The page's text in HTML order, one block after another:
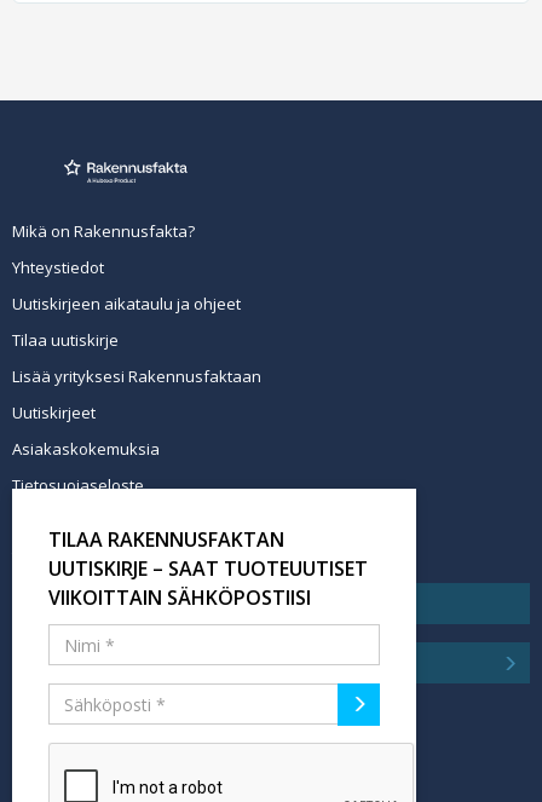
Mikä on Rakennusfakta?
Yhteystiedot
Uutiskirjeen aikataulu ja ohjeet
Tilaa uutiskirje
Lisää yrityksesi Rakennusfaktaan
Uutiskirjeet
Asiakaskokemuksia
Tietosuojaseloste
Tilaa uutiskirje
TILAA RAKENNUSFAKTAN
UUTISKIRJE – SAAT TUOTEUUTISET
VIIKOITTAIN SÄHKÖPOSTIISI